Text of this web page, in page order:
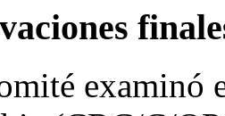
examinó